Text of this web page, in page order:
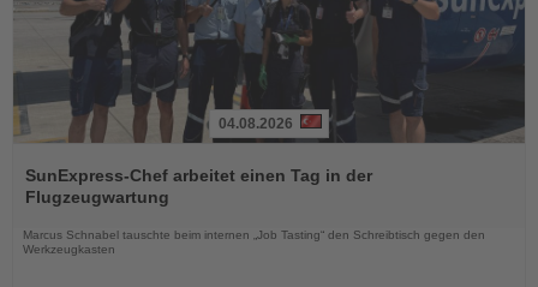
Sie
die
Nachrichten
04.08.2026
SunExpress-Chef arbeitet einen Tag in der
Flugzeugwartung
Marcus Schnabel tauschte beim internen „Job Tasting“ den Schreibtisch gegen den
Werkzeugkasten